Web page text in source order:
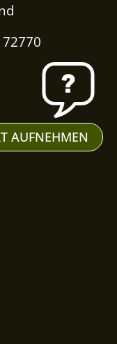
AUFNEHMEN